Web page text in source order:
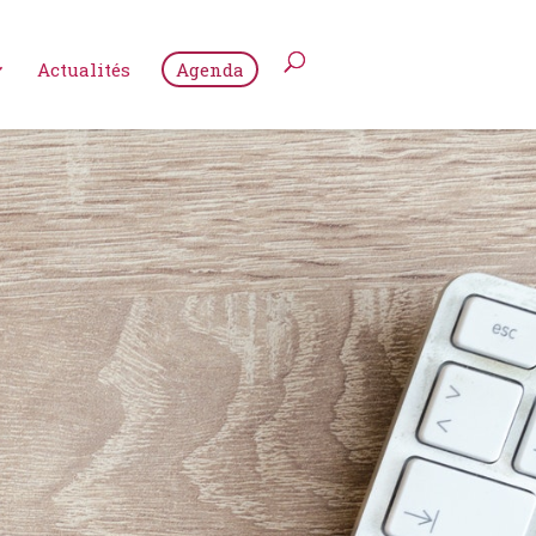
Actualités Agenda